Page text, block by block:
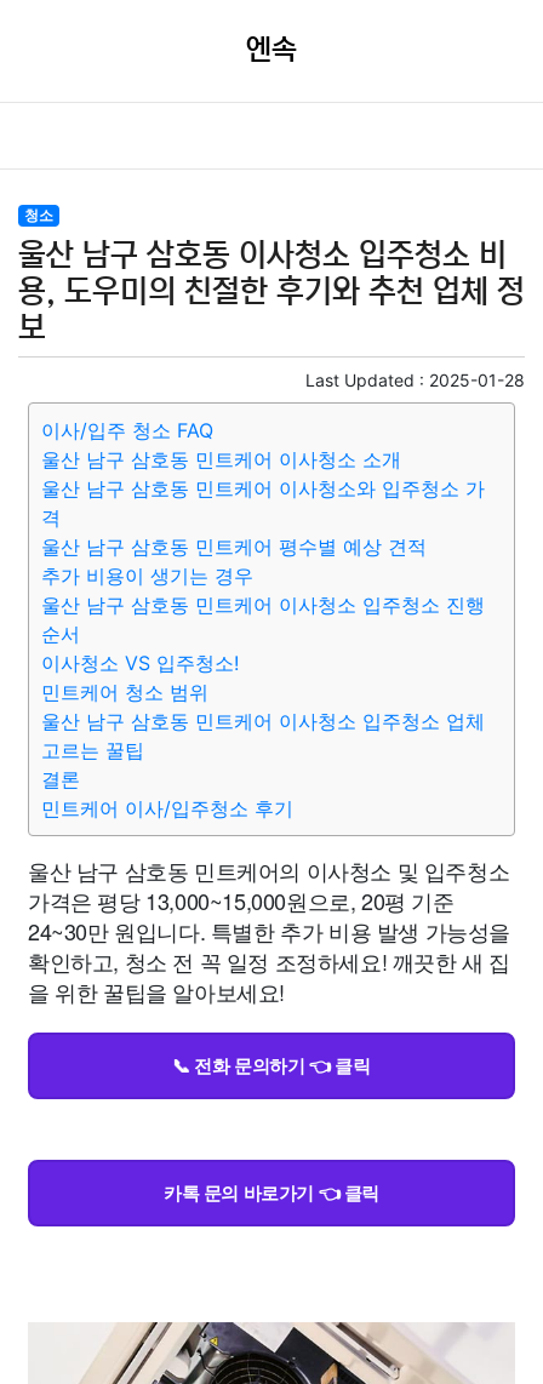
엔속
청소
울산 남구 삼호동 이사청소 입주청소 비
용, 도우미의 친절한 후기와 추천 업체 정
보
Last Updated : 2025-01-28
이사/입주 청소 FAQ
울산 남구 삼호동 민트케어 이사청소 소개
울산 남구 삼호동 민트케어 이사청소와 입주청소 가
격
울산 남구 삼호동 민트케어 평수별 예상 견적
추가 비용이 생기는 경우
울산 남구 삼호동 민트케어 이사청소 입주청소 진행
순서
이사청소 VS 입주청소!
민트케어 청소 범위
울산 남구 삼호동 민트케어 이사청소 입주청소 업체
고르는 꿀팁
결론
민트케어 이사/입주청소 후기
울산 남구 삼호동 민트케어의 이사청소 및 입주청소
가격은 평당 13,000~15,000원으로, 20평 기준
24~30만 원입니다. 특별한 추가 비용 발생 가능성을
확인하고, 청소 전 꼭 일정 조정하세요! 깨끗한 새 집
을 위한 꿀팁을 알아보세요!
📞 전화 문의하기 👈 클릭
카톡 문의 바로가기 👈 클릭